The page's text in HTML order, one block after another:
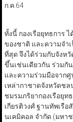
ก.ค.64
ทั้งนี้ กองเรือยุทธการ
ของชาติ และความจำ
ที่สุด จึงได้ร่วมกับจังห
ขึ้นเช่นเดียวกัน ร่วมกั
และความร่วมมือจาก
เหล่ากาชาดจังหวัดช
ชมรมภริยากองเรือยุท
เกียรติวงศ์ ฐานทัพเรื
นเคมิคอล จำกัด (มหา